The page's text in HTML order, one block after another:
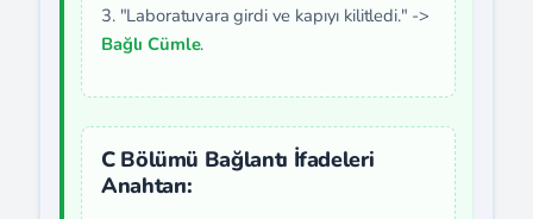
3. "Laboratuvara girdi ve kapıyı kilitledi." ->
Bağlı Cümle.
C Bölümü Bağlantı İfadeleri
Anahtarı: